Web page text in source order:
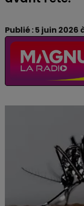
Publié : 5 juin 2026